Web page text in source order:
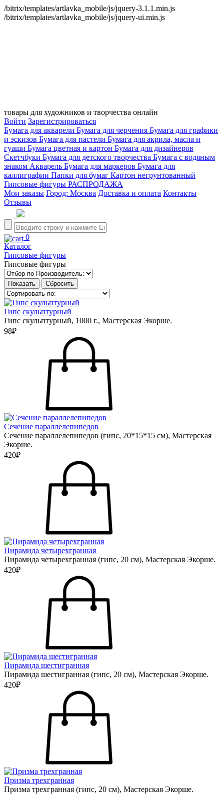
/bitrix/templates/artlavka_mobile/js/jquery-3.1.1.min.js
/bitrix/templates/artlavka_mobile/js/jquery-ui.min.js
товары для художников и творчества онлайн
Войти Зарегистрироваться
Бумага для акварели Бумага для черчения Бумага для графики
и эскизов Бумага для пастели Бумага для акрила, масла и
гуаши Бумага цветная и картон Бумага для дизайнеров
Скетчбуки Бумага для детского творчества Бумага с водяным
знаком Акварель Бумага для маркеров Бумага для
каллиграфии Папки для бумаг Картон негрунтованный
Гипсовые фигуры РАСПРОДАЖА
Мои заказы Город: Москва Доставка и оплата Контакты
Отзывы
0
Каталог
Гипсовые фигуры
Гипсовые фигуры
Гипс скульптурный
Гипс скульптурный, 1000 г., Мастерская Экорше.
98₽
Сечение параллелепипедов
Сечение параллелепипедов (гипс, 20*15*15 см), Мастерская
Экорше.
420₽
Пирамида четырехгранная
Пирамида четырехгранная (гипс, 20 см), Мастерская Экорше.
420₽
Пирамида шестигранная
Пирамида шестигранная (гипс, 20 см), Мастерская Экорше.
420₽
Призма трехгранная
Призма трехгранная (гипс, 20 см), Мастерская Экорше.